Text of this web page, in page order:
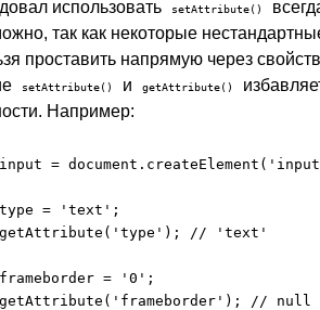
использовать setAttribute()
так как некоторые
проставить напрямую через
setAttribute() и getAttribute()
Например:
=
= 'text';
// 'text'
= '0';
// null